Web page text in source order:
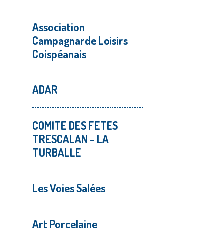
Association
Campagnarde Loisirs
Coispéanais
ADAR
COMITE DES FETES
TRESCALAN - LA
TURBALLE
Les Voies Salées
Art Porcelaine